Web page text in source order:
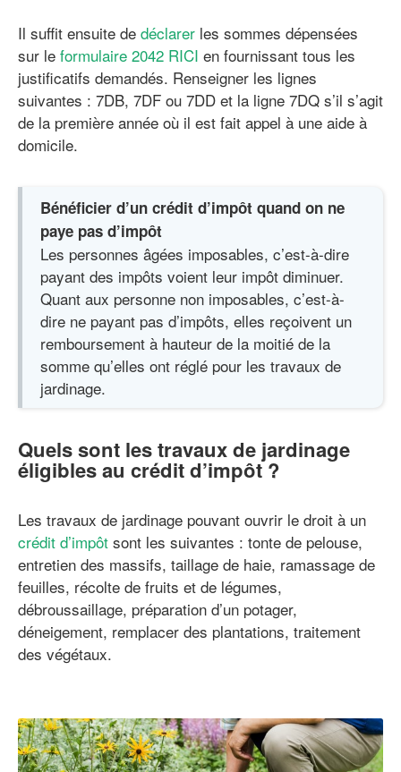
Il suffit ensuite de déclarer les sommes dépensées
sur le formulaire 2042 RICI en fournissant tous les
justificatifs demandés. Renseigner les lignes
suivantes : 7DB, 7DF ou 7DD et la ligne 7DQ s’il s’agit
de la première année où il est fait appel à une aide à
domicile.
Bénéficier d’un crédit d’impôt quand on ne
paye pas d’impôt
Les personnes âgées imposables, c’est-à-dire
payant des impôts voient leur impôt diminuer.
Quant aux personne non imposables, c’est-à-
dire ne payant pas d’impôts, elles reçoivent un
remboursement à hauteur de la moitié de la
somme qu’elles ont réglé pour les travaux de
jardinage.
Quels sont les travaux de jardinage
éligibles au crédit d’impôt ?
Les travaux de jardinage pouvant ouvrir le droit à un
crédit d’impôt sont les suivantes : tonte de pelouse,
entretien des massifs, taillage de haie, ramassage de
feuilles, récolte de fruits et de légumes,
débroussaillage, préparation d’un potager,
déneigement, remplacer des plantations, traitement
des végétaux.